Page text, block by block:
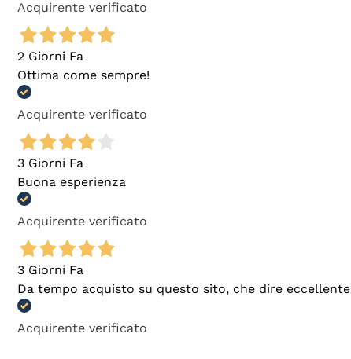
Acquirente verificato
2 Giorni Fa
Ottima come sempre!
Acquirente verificato
3 Giorni Fa
Buona esperienza
Acquirente verificato
3 Giorni Fa
Da tempo acquisto su questo sito, che dire eccellente
Acquirente verificato